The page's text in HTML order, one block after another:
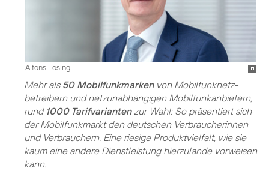
Alfons Lösing
Mehr als 50 Mobilfunkmarkenvon Mobilfunknetz­
betreibern und netzunabhängigen Mobilfunkanbietern,
rund 1000 Tarifvariantenzur Wahl: So präsentiert sich
der Mobilfunkmarkt den deutschen Verbraucherinnen
und Verbrauchern. Eine riesige Produktvielfalt, wie sie
kaum eine andere Dienstleistung hierzulande vorweisen
kann.